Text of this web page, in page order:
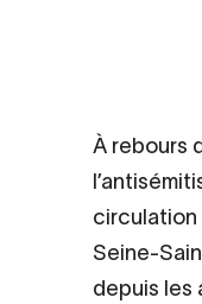
À rebours
circulation
Seine-
depuis les